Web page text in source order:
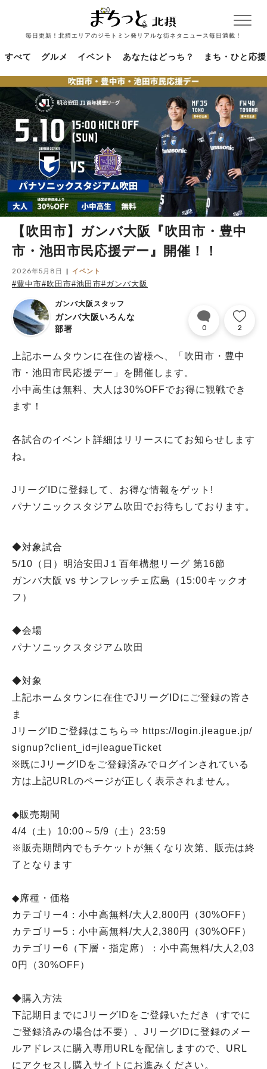
毎日更新！北摂エリアのジモトミン発リアルな街ネタニュース毎日満載！
すべて グルメ イベント あなたはどっち？ まち・ひと応援
【吹田市】ガンバ大阪『吹田市・豊中
市・池田市民応援デー』開催！！
2026年5月8日 イベント
#豊中市#吹田市#池田市#ガンバ大阪
ガンバ大阪スタッフ
ガンバ大阪いろんな
部署
0 2
上記ホームタウンに在住の皆様へ、「吹田市・豊中
市・池田市民応援デー」を開催します。
小中高生は無料、大人は30%OFFでお得に観戦でき
ます！
各試合のイベント詳細はリリースにてお知らせします
ね。
JリーグIDに登録して、お得な情報をゲット!
パナソニックスタジアム吹田でお待ちしております。
◆対象試合
5/10（日）明治安田J１百年構想リーグ 第16節
ガンバ大阪 vs サンフレッチェ広島（15:00キックオ
フ）
◆会場
パナソニックスタジアム吹田
◆対象
上記ホームタウンに在住でJリーグIDにご登録の皆さ
ま
JリーグIDご登録はこちら⇒ https://login.jleague.jp/
signup?client_id=jleagueTicket
※既にJリーグIDをご登録済みでログインされている
方は上記URLのページが正しく表示されません。
◆販売期間
4/4（土）10:00～5/9（土）23:59
※販売期間内でもチケットが無くなり次第、販売は終
了となります
◆席種・価格
カテゴリー4：小中高無料/大人2,800円（30%OFF）
カテゴリー5：小中高無料/大人2,380円（30%OFF）
カテゴリー6（下層・指定席）：小中高無料/大人2,03
0円（30%OFF）
◆購入方法
下記期日までにJリーグIDをご登録いただき（すでに
ご登録済みの場合は不要）、JリーグIDに登録のメー
ルアドレスに購入専用URLを配信しますので、URL
にアクセスし購入サイトにお進みください。